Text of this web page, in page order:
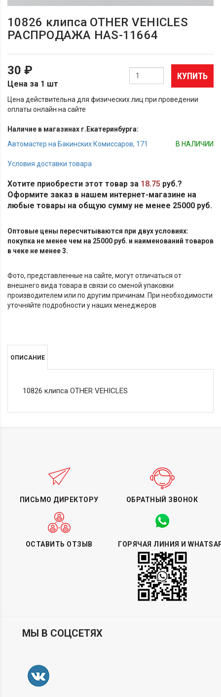
10826 клипса OTHER VEHICLES
РАСПРОДАЖА HAS-11664
30 ₽
Цена за 1 шт
КУПИТЬ
Цена действительна для физических лиц при проведении
оплаты онлайн на сайте
Наличие в магазинах г.Екатеринбурга:
Автомастер на Бакинских Комиссаров, 171
В НАЛИЧИИ
Условия доставки товара
Хотите приобрести этот товар за 18.75 руб.?
Оформите заказ в нашем интернет-магазине на
любые товары на общую сумму не менее 25000 руб.
Оптовые цены пересчитываются при двух условиях:
покупка не менее чем на 25000 руб. и наименований товаров
в чеке не менее 3.
Фото, представленные на сайте, могут отличаться от
внешнего вида товара в связи со сменой упаковки
производителем или по другим причинам. При необходимости
уточняйте подробности у наших менеджеров
ОПИСАНИЕ
10826 клипса OTHER VEHICLES
ПИСЬМО ДИРЕКТОРУ ОБРАТНЫЙ ЗВОНОК
ОСТАВИТЬ ОТЗЫВ ГОРЯЧАЯ ЛИНИЯ И
МЫ В СОЦСЕТЯХ